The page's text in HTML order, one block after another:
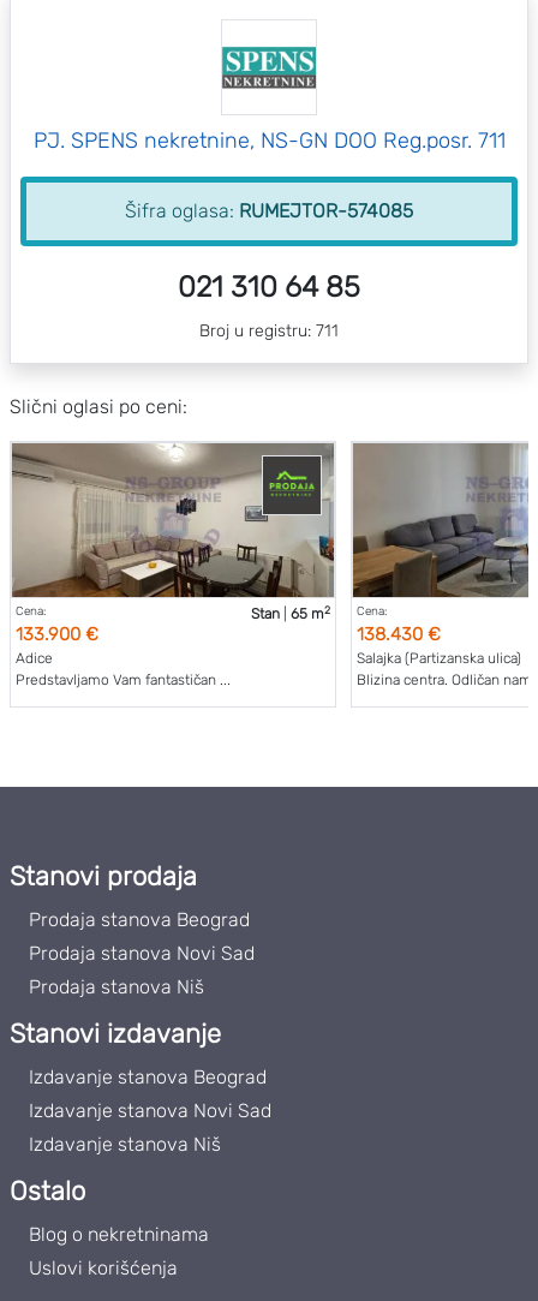
PJ. SPENS nekretnine, NS-GN DOO Reg.posr. 711
Šifra oglasa: RUMEJTOR-574085
021 310 64 85
Broj u registru: 711
Slični oglasi po ceni:
Cena:
133.900 €
Stan 65 m2
Adice
Predstavljamo Vam fantastičan ...
Cena:
138.430 €
Salajka (Partizanska ulica)
Blizina centra. Odličan
Stanovi prodaja
Prodaja stanova Beograd
Prodaja stanova Novi Sad
Prodaja stanova Niš
Stanovi izdavanje
Izdavanje stanova Beograd
Izdavanje stanova Novi Sad
Izdavanje stanova Niš
Ostalo
Blog o nekretninama
Uslovi korišćenja